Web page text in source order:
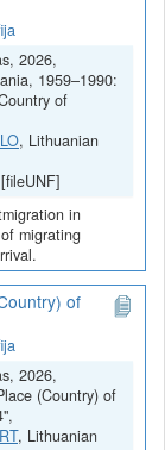
2026,
1959–1990:
of
, Lithuanian
in
migrating
of
2026,
(Country) of
, Lithuanian